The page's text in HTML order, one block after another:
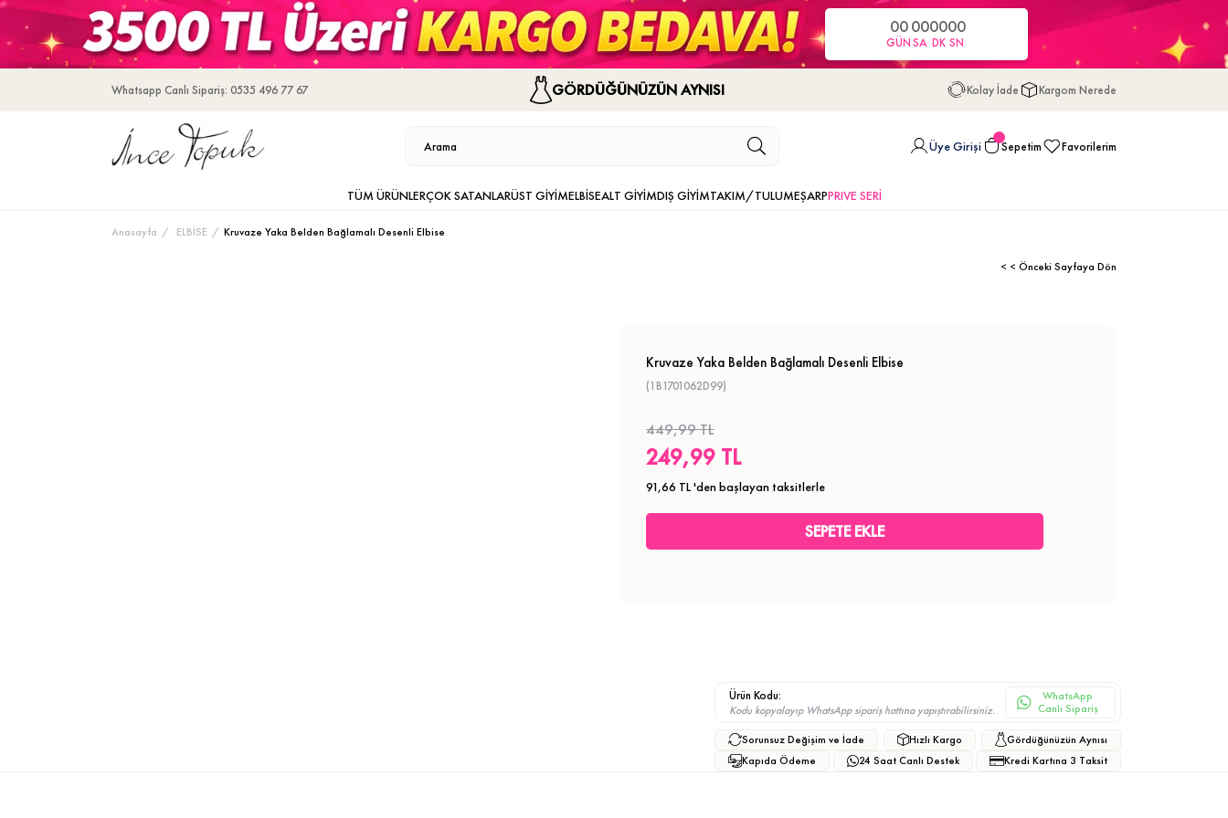
00
GÜN
00
SA
00
DK
00
SN
Whatsapp Canlı Sipariş: 0535 496 77 67 GÖRDÜĞÜNÜZÜN AYNISI Kolay İade Kargom Nerede
Üye Girişi Sepetim Favorilerim
TÜM ÜRÜNLERÇOK SATANLARÜST GİYİMELBİSEALT GİYİMDIŞ GİYİMTAKIM/TULUMEŞARPPRIVE SERİ
Anasayfa ELBİSE Kruvaze Yaka Belden Bağlamalı Desenli Elbise
< < Önceki Sayfaya Dön
Kruvaze Yaka Belden Bağlamalı Desenli Elbise
(1B1701062D99)
449,99 TL
249,99 TL
91,66 TL'den başlayan taksitlerle
Ürün Kodu:
Kodu kopyalayıp WhatsApp sipariş hattına yapıştırabilirsiniz.
WhatsApp
Canlı Sipariş
Sorunsuz Değişim ve İade Hızlı Kargo
Gördüğünüzün Aynısı
Kapıda Ödeme
24 Saat Canlı Destek Kredi Kartına 3 Taksit